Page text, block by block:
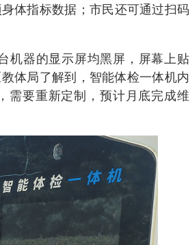
体指标数据；市民还可通过扫码
机器的显示屏均黑屏，屏幕上贴
体局了解到，智能体检一体机内
需要重新定制，预计月底完成维